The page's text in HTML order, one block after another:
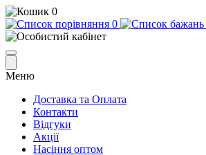
0
0
Меню
Доставка та Оплата
Контакти
Відгуки
Акції
Насіння оптом